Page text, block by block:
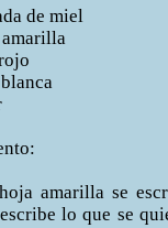
de miel
amarilla se
lo que se